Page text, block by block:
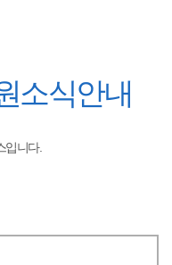
소식안내
입니다.